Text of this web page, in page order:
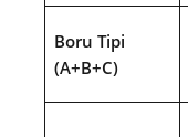
Boru Tipi
(A+B+C)